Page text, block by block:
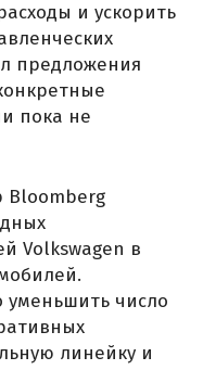
и ускорить
предложения
пока не
Bloomberg
Volkswagen в
уменьшить число
линейку и